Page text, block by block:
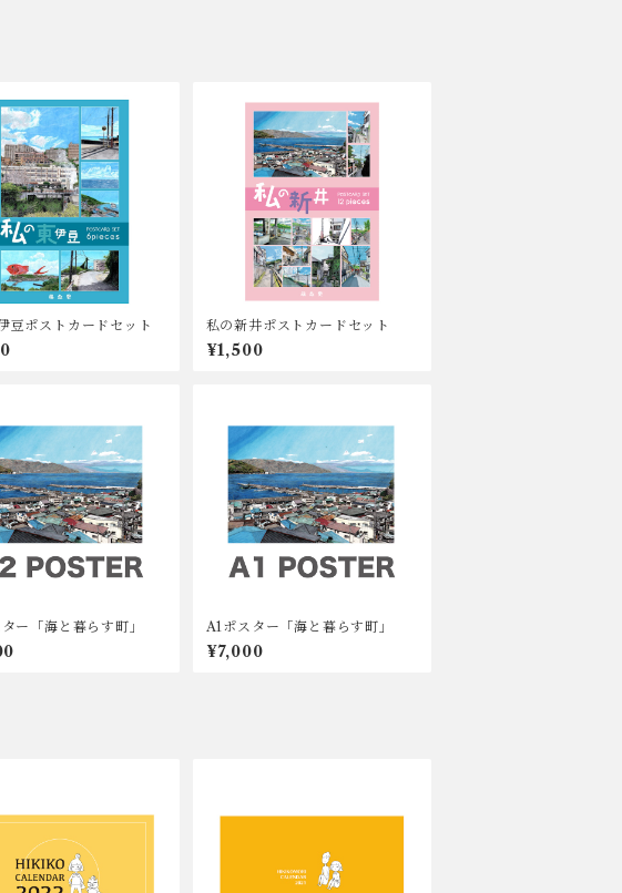
豆ポストカードセット 私の新井ポストカードセット
¥1,500
ー「海と暮らす町」 A1ポスター「海と暮らす町」
¥7,000